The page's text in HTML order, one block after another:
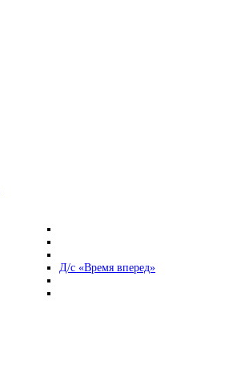
Д/с «Время вперед»